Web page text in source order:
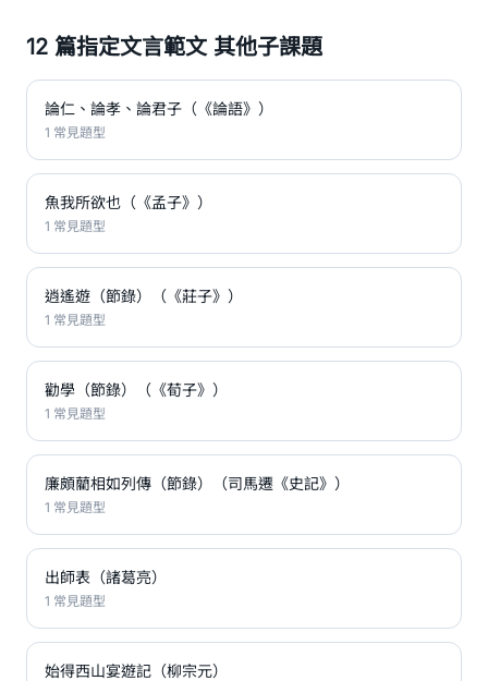
12 篇指定文言範文 其他子課題
論仁、論孝、論君子（《論語》）
1 常見題型
魚我所欲也（《孟子》）
1 常見題型
逍遙遊（節錄）（《莊子》）
1 常見題型
勸學（節錄）（《荀子》）
1 常見題型
廉頗藺相如列傳（節錄）（司馬遷《史記》）
1 常見題型
出師表（諸葛亮）
1 常見題型
始得西山宴遊記（柳宗元）